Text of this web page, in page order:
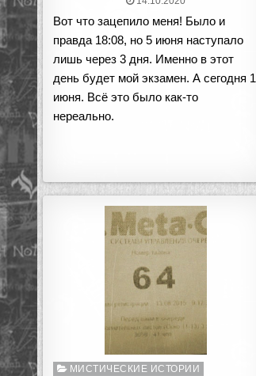
Вот что зацепило меня! Было и
правда 18:08, но 5 июня наступало
лишь через 3 дня. Именно в этот
день будет мой экзамен. А сегодня 1
июня. Всё это было как-то
нереально.
Опубликовано
МИСТИЧЕСКИЕ ИСТОРИИ